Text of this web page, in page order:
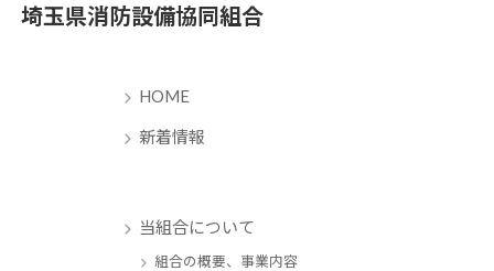
埼玉県消防設備協同組合
HOME
新着情報
当組合について
組合の概要、事業内容